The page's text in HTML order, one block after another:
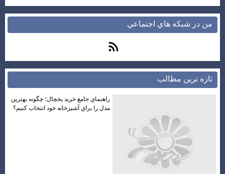
من در شبكه هاي اجتماعي
تازه ترين مطالب
راهنماي جامع خريد يخچال؛ چگونه بهترين
مدل را براي آشپزخانه خود انتخاب كنيم؟